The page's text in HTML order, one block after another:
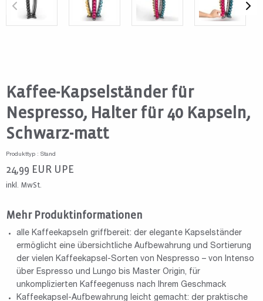
Kaffee-Kapselständer für
Nespresso, Halter für 40 Kapseln,
Schwarz-matt
Produkttyp : Stand
24,99 EUR UPE
inkl. MwSt.
Mehr Produktinformationen
alle Kaffeekapseln griffbereit: der elegante Kapselständer
ermöglicht eine übersichtliche Aufbewahrung und Sortierung
der vielen Kaffeekapsel-Sorten von Nespresso – von Intenso
über Espresso und Lungo bis Master Origin, für
unkomplizierten Kaffeegenuss nach Ihrem Geschmack
Kaffeekapsel-Aufbewahrung leicht gemacht: der praktische